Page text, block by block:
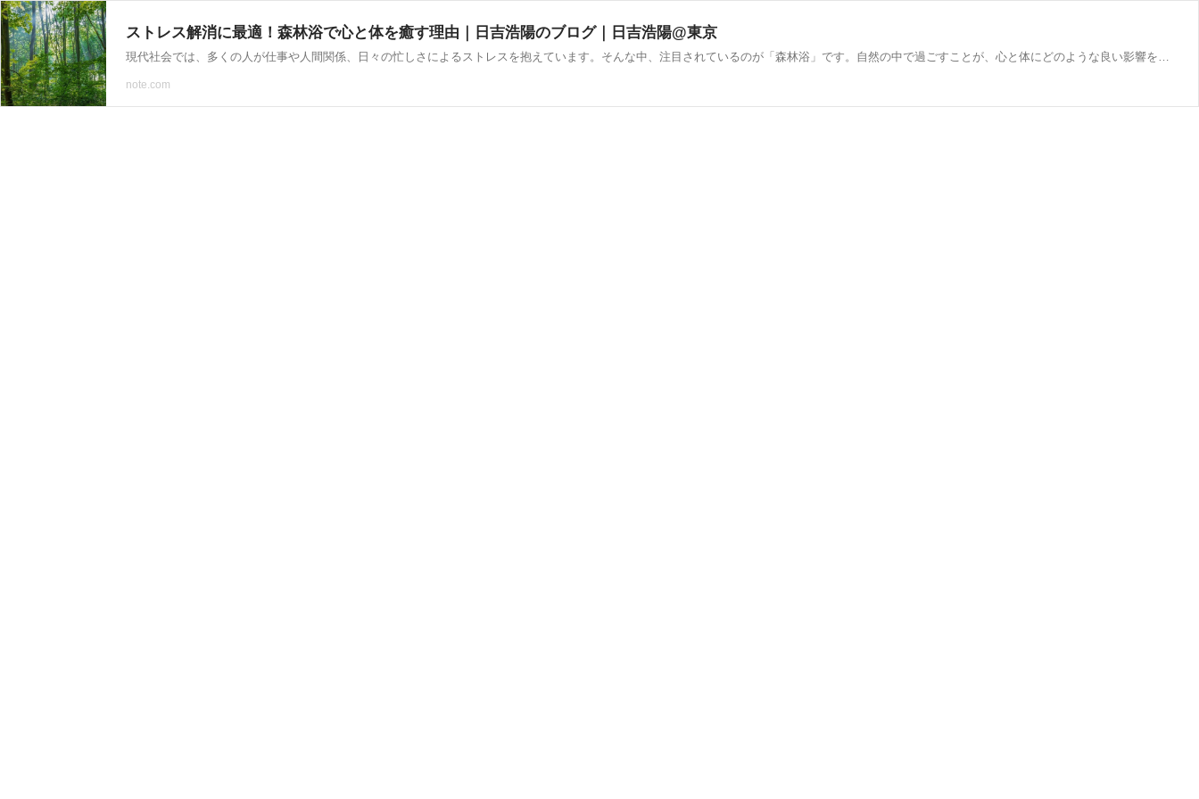
ストレス解消に最適！森林浴で心と体を癒す理由｜日吉浩陽のブログ｜日吉浩陽@東京
現代社会では、多くの人が仕事や人間関係、日々の忙しさによるストレスを抱えています。そんな中、注目されているのが「森林浴」です。自然の中で過ごすことが、心と体にどのような良い影響を与えるのか、科学的な根拠を交えて解説します。 1. 森林浴とは？ 森林浴とは、森の中に身を置き、自然の空気や景色を楽しむことで心身の健康を促進する活動です。日本では1982年に林野庁が提唱した概念であり、英語では「Shinrin-yoku」としても知られています。特別な準備をせずとも、森の中を散策したり、木々の間で深呼吸したりするだけで効果を得られるため、手軽に実践できるストレス解消法として人気がありま
note.com